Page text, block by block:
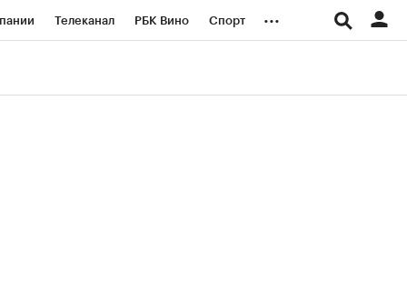
Телеканал РБК Вино Спорт ...